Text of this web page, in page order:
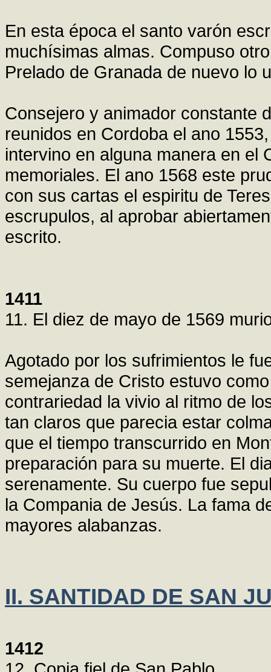
En esta época el santo varón
muchísimas almas. Compuso
Prelado de Granada de nuevo lo
Consejero y animador constante
reunidos en Cordoba el ano
intervino en alguna manera en el
memoriales. El ano 1568 este
con sus cartas el espiritu de
escrupulos, al aprobar
escrito.
1411
11. El diez de mayo de 1569
Agotado por los sufrimientos le
semejanza de Cristo estuvo
contrariedad la vivio al ritmo de
tan claros que parecia estar
que el tiempo transcurrido en
preparación para su muerte. El
serenamente. Su cuerpo fue
la Compania de Jesús. La fama
mayores alabanzas.
II. SANTIDAD DE SAN
1412